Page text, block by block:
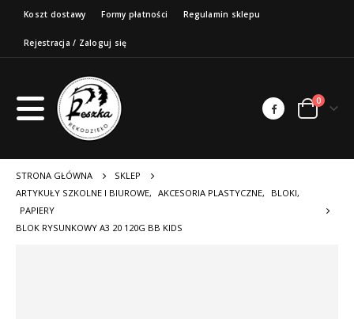
Koszt dostawy Formy płatności Regulamin sklepu
Rejestracja / Zaloguj się
0
STRONA GŁÓWNA
SKLEP
ARTYKUŁY SZKOLNE I BIUROWE, AKCESORIA PLASTYCZNE, BLOKI,
PAPIERY
BLOK RYSUNKOWY A3 20 120G BB KIDS